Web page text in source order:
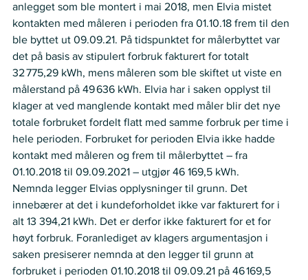
anlegget som ble montert i mai 2018, men Elvia mistet
kontakten med måleren i perioden fra 01.10.18 frem til den
ble byttet ut 09.09.21. På tidspunktet for målerbyttet var
det på basis av stipulert forbruk fakturert for totalt
32 775,29 kWh, mens måleren som ble skiftet ut viste en
målerstand på 49 636 kWh. Elvia har i saken opplyst til
klager at ved manglende kontakt med måler blir det nye
totale forbruket fordelt flatt med samme forbruk per time i
hele perioden. Forbruket for perioden Elvia ikke hadde
kontakt med måleren og frem til målerbyttet – fra
01.10.2018 til 09.09.2021 – utgjør 46 169,5 kWh.
Nemnda legger Elvias opplysninger til grunn. Det
innebærer at det i kundeforholdet ikke var fakturert for i
alt 13 394,21 kWh. Det er derfor ikke fakturert for et for
høyt forbruk. Foranlediget av klagers argumentasjon i
saken presiserer nemnda at den legger til grunn at
forbruket i perioden 01.10.2018 til 09.09.21 på 46 169,5